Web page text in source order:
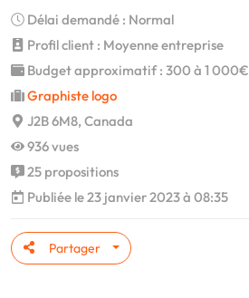
Délai demandé : Normal
Profil client : Moyenne entreprise
Budget approximatif : 300 à 1 000€
Graphiste logo
J2B 6M8, Canada
936 vues
25 propositions
Publiée le 23 janvier 2023 à 08:35
Partager